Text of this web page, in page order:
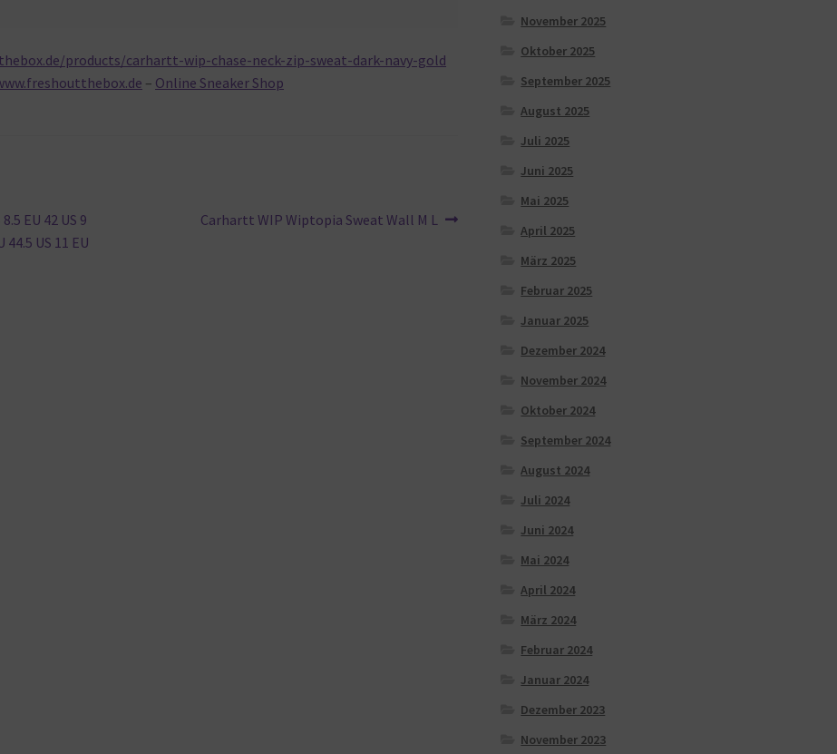
products/carhartt-wip-chase-neck-zip-sweat-dark-navy-gold
– Online Sneaker Shop
EU 42 US 9
44.5 US 11 EU
Nächster
Carhartt WIP Wiptopia Sweat Wall M L
November 2025
Oktober 2025
September 2025
August 2025
Juli 2025
Juni 2025
Mai 2025
April 2025
März 2025
Februar 2025
Januar 2025
Dezember 2024
November 2024
Oktober 2024
September 2024
August 2024
Juli 2024
Juni 2024
Mai 2024
April 2024
März 2024
Februar 2024
Januar 2024
Dezember 2023
November 2023